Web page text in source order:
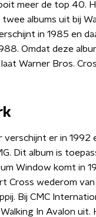
meer de top 40.
albums uit bij
in 1985 en
Omdat deze
Warner Bros.
verschijnt er in 1992
Dit album is
Window komt in
Cross wederom van
Bij CMC
In Avalon uit.